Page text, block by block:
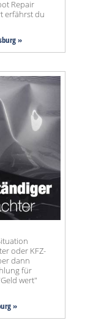
Repair
erfährst du
»
oder KFZ-
dann
für
wert"
»